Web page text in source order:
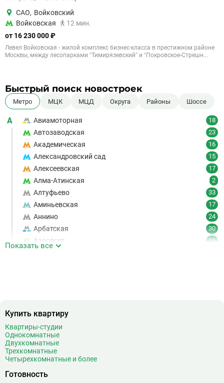
САО, Войковский
Войковская
12 мин.
от 16 230 000 ₽
Левел Войковская - жилой комплекс бизнес-класса в престижном районе
Москвы, между лесопарками “Тимирязевский” и “Покровское-Стрешн...
Быстрый поиск новостроек
Метро МЦК МЦД Округа Районы Шоссе
А Авиамоторная 18
Автозаводская 23
Академическая 16
Александровский сад 15
Алексеевская 17
Алма-Атинская 2
Алтуфьево 33
Аминьевская 17
Аннино 24
Арбатская 30
Аэропорт 16
Беговая
Беломорская
Белорусская
Беляево
Библиотека имени Ленина
Показать все
Купить квартиру
Квартиры-студии
Однокомнатные
Двухкомнатные
Трехкомнатные
Четырехкомнатные и более
Готовность